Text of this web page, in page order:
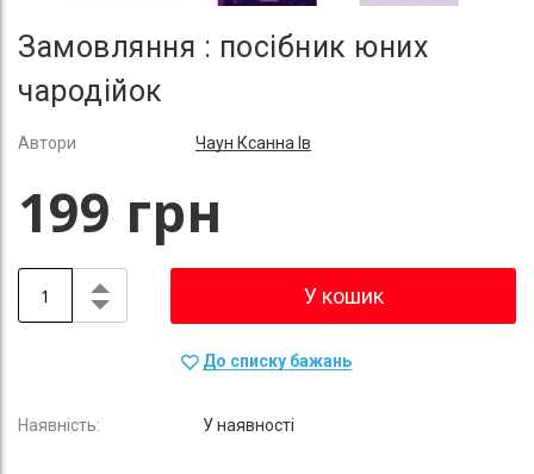
Замовляння : посібник юних
чародійок
Автори Чаун Ксанна Ів
199 грн
У кошик
До списку бажань
У наявності